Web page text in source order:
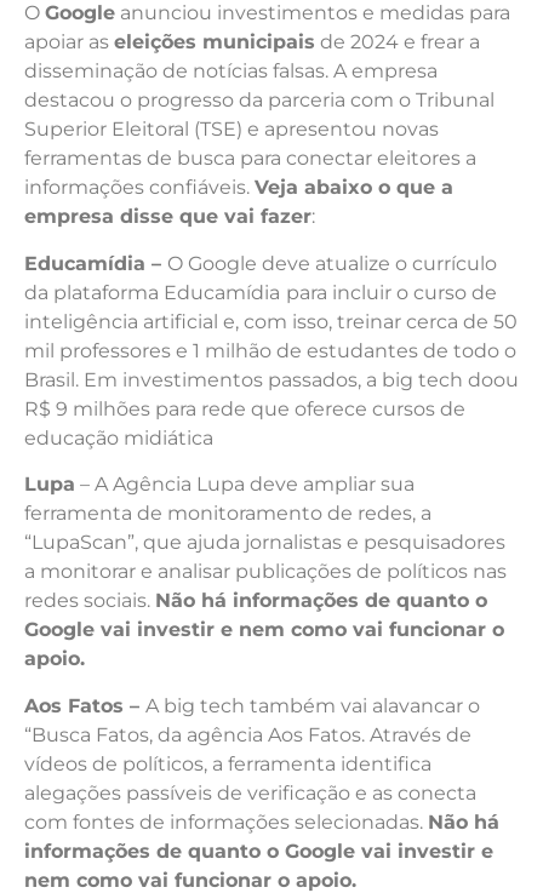
O Google anunciou investimentos e medidas para
apoiar as eleições municipais de 2024 e frear a
disseminação de notícias falsas. A empresa
destacou o progresso da parceria com o Tribunal
Superior Eleitoral (TSE) e apresentou novas
ferramentas de busca para conectar eleitores a
informações confiáveis. Veja abaixo o que a
empresa disse que vai fazer:
Educamídia – O Google deve atualize o currículo
da plataforma Educamídia para incluir o curso de
inteligência artificial e, com isso, treinar cerca de 50
mil professores e 1 milhão de estudantes de todo o
Brasil. Em investimentos passados, a big tech doou
R$ 9 milhões para rede que oferece cursos de
educação midiática
Lupa – A Agência Lupa deve ampliar sua
ferramenta de monitoramento de redes, a
“LupaScan”, que ajuda jornalistas e pesquisadores
a monitorar e analisar publicações de políticos nas
redes sociais. Não há informações de quanto o
Google vai investir e nem como vai funcionar o
apoio.
Aos Fatos – A big tech também vai alavancar o
“Busca Fatos, da agência Aos Fatos. Através de
vídeos de políticos, a ferramenta identifica
alegações passíveis de verificação e as conecta
com fontes de informações selecionadas. Não há
informações de quanto o Google vai investir e
nem como vai funcionar o apoio.